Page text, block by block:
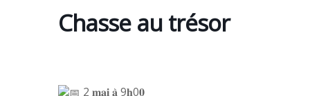
Chasse au trésor
2 𝐦𝐚𝐢 𝐚̀ 9𝐡0𝟎